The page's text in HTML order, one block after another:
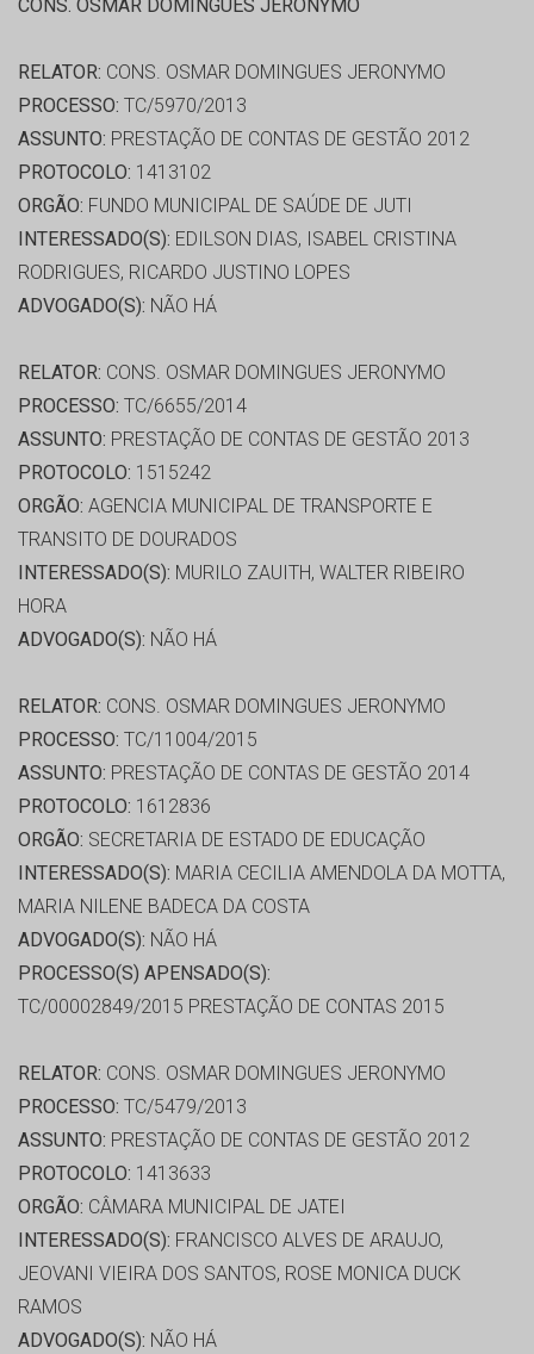
CONS. OSMAR DOMINGUES JERONYMO
RELATOR: CONS. OSMAR DOMINGUES JERONYMO
PROCESSO: TC/5970/2013
ASSUNTO: PRESTAÇÃO DE CONTAS DE GESTÃO 2012
PROTOCOLO: 1413102
ORGÃO: FUNDO MUNICIPAL DE SAÚDE DE JUTI
INTERESSADO(S): EDILSON DIAS, ISABEL CRISTINA
RODRIGUES, RICARDO JUSTINO LOPES
ADVOGADO(S): NÃO HÁ
RELATOR: CONS. OSMAR DOMINGUES JERONYMO
PROCESSO: TC/6655/2014
ASSUNTO: PRESTAÇÃO DE CONTAS DE GESTÃO 2013
PROTOCOLO: 1515242
ORGÃO: AGENCIA MUNICIPAL DE TRANSPORTE E
TRANSITO DE DOURADOS
INTERESSADO(S): MURILO ZAUITH, WALTER RIBEIRO
HORA
ADVOGADO(S): NÃO HÁ
RELATOR: CONS. OSMAR DOMINGUES JERONYMO
PROCESSO: TC/11004/2015
ASSUNTO: PRESTAÇÃO DE CONTAS DE GESTÃO 2014
PROTOCOLO: 1612836
ORGÃO: SECRETARIA DE ESTADO DE EDUCAÇÃO
INTERESSADO(S): MARIA CECILIA AMENDOLA DA MOTTA,
MARIA NILENE BADECA DA COSTA
ADVOGADO(S): NÃO HÁ
PROCESSO(S) APENSADO(S):
TC/00002849/2015 PRESTAÇÃO DE CONTAS 2015
RELATOR: CONS. OSMAR DOMINGUES JERONYMO
PROCESSO: TC/5479/2013
ASSUNTO: PRESTAÇÃO DE CONTAS DE GESTÃO 2012
PROTOCOLO: 1413633
ORGÃO: CÂMARA MUNICIPAL DE JATEI
INTERESSADO(S): FRANCISCO ALVES DE ARAUJO,
JEOVANI VIEIRA DOS SANTOS, ROSE MONICA DUCK
RAMOS
ADVOGADO(S): NÃO HÁ